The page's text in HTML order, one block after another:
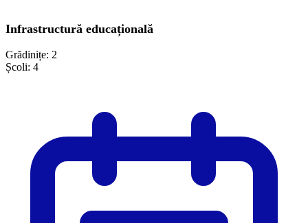
Infrastructură educațională
Grădinițe: 2
Școli: 4